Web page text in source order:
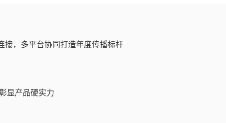
接，多平台协同打造年度传播标杆
显产品硬实力